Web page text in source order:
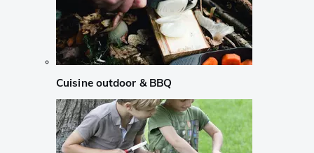
Cuisine outdoor & BBQ